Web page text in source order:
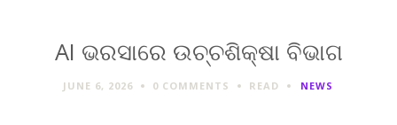
AI ଭରସାରେ ଉଚ୍ଚଶିକ୍ଷା ବିଭାଗ
JUNE 6, 2026 0 COMMENTS READ NEWS